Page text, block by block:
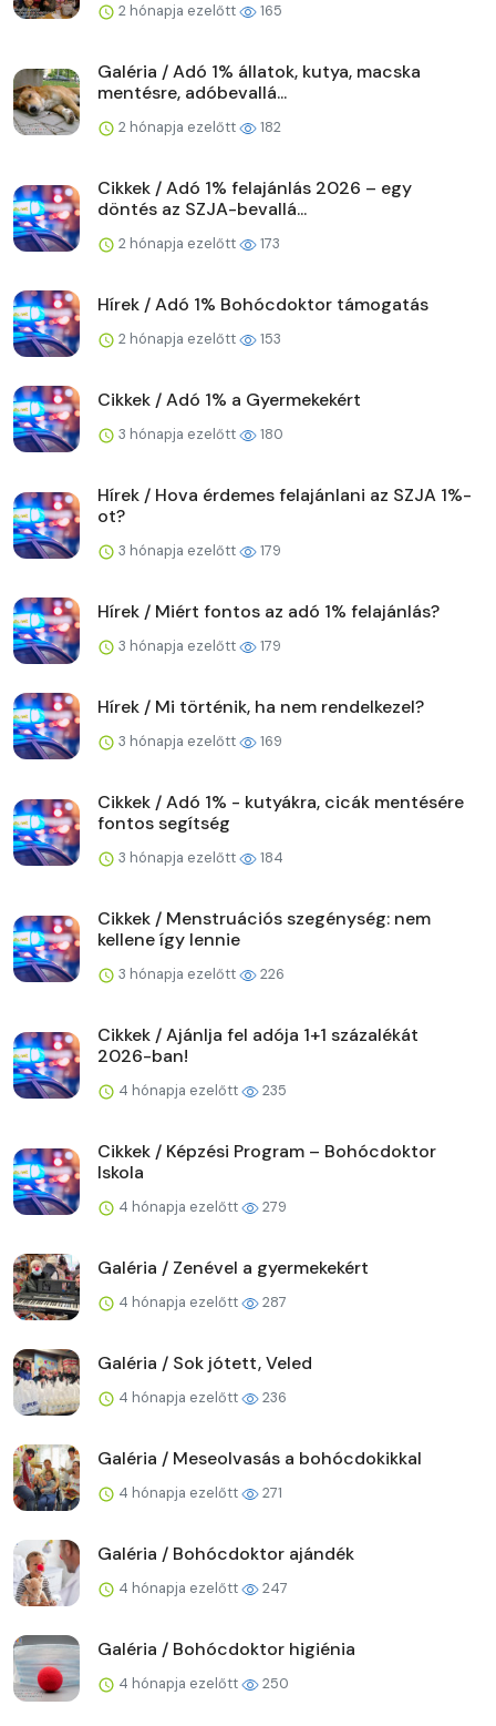
2 hónapja ezelőtt 165
Galéria / Adó 1% állatok, kutya, macska
mentésre, adóbevallá...
2 hónapja ezelőtt 182
Cikkek / Adó 1% felajánlás 2026 – egy
döntés az SZJA-bevallá...
2 hónapja ezelőtt 173
Hírek / Adó 1% Bohócdoktor támogatás
2 hónapja ezelőtt 153
Cikkek / Adó 1% a Gyermekekért
3 hónapja ezelőtt 180
Hírek / Hova érdemes felajánlani az SZJA 1%-
ot?
3 hónapja ezelőtt 179
Hírek / Miért fontos az adó 1% felajánlás?
3 hónapja ezelőtt 179
Hírek / Mi történik, ha nem rendelkezel?
3 hónapja ezelőtt 169
Cikkek / Adó 1% - kutyákra, cicák mentésére
fontos segítség
3 hónapja ezelőtt 184
Cikkek / Menstruációs szegénység: nem
kellene így lennie
3 hónapja ezelőtt 226
Cikkek / Ajánlja fel adója 1+1 százalékát
2026-ban!
4 hónapja ezelőtt 235
Cikkek / Képzési Program – Bohócdoktor
Iskola
4 hónapja ezelőtt 279
Galéria / Zenével a gyermekekért
4 hónapja ezelőtt 287
Galéria / Sok jótett, Veled
4 hónapja ezelőtt 236
Galéria / Meseolvasás a bohócdokikkal
4 hónapja ezelőtt 271
Galéria / Bohócdoktor ajándék
4 hónapja ezelőtt 247
Galéria / Bohócdoktor higiénia
4 hónapja ezelőtt 250